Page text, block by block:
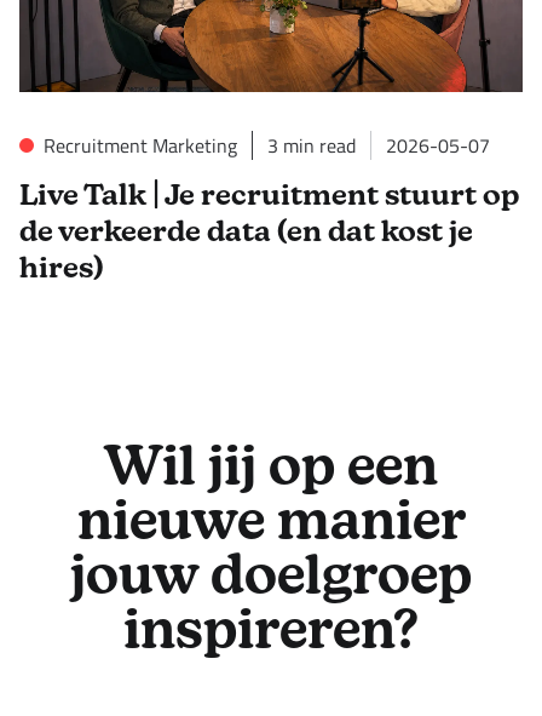
Recruitment Marketing 3 min read 2026-05-07
Live Talk | Je recruitment stuurt op
de verkeerde data (en dat kost je
hires)
Wil jij op een
nieuwe manier
jouw doelgroep
inspireren?